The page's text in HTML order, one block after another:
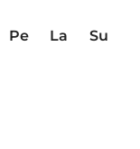
Pe La
Su